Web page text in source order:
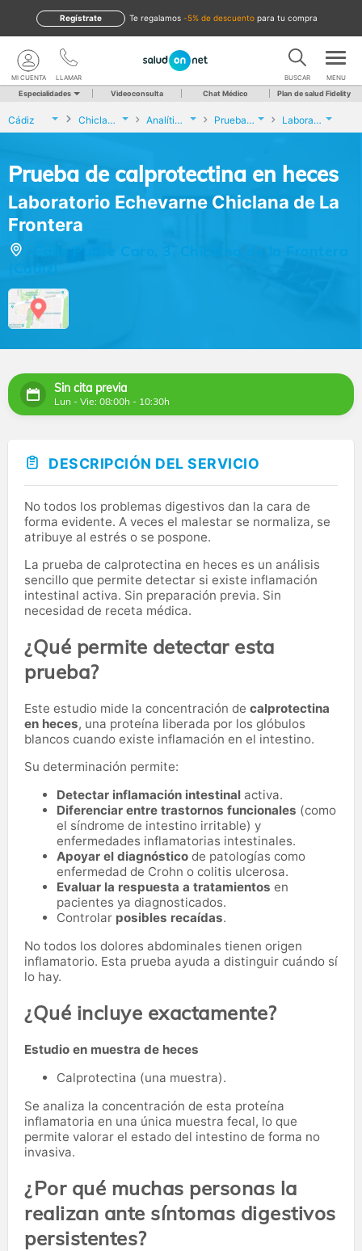
te regalamos -5% de descuento para tu compra
Regístrate
LLAMAR
MI CUENTA BUSCAR MENU
Especialidades Videoconsulta Chat Médico Plan de salud Fidelity
Cádiz Chiclana de la Frontera Analíticas y Genética Prueba de calprotectina en heces Laboratorio Echevarne Chiclana de La Frontera
Prueba de calprotectina en heces
Laboratorio Echevarne Chiclana de La
Frontera
Calle Padre Caro, 3, Chiclana de la Frontera
Sin cita previa
Lun - Vie: 08:00h - 10:30h
DESCRIPCIÓN DEL SERVICIO
No todos los problemas digestivos dan la cara de
forma evidente. A veces el malestar se normaliza, se
atribuye al estrés o se pospone.
La prueba de calprotectina en heces es un análisis
sencillo que permite detectar si existe inflamación
intestinal activa. Sin preparación previa. Sin
necesidad de receta médica.
¿Qué permite detectar esta
prueba?
Este estudio mide la concentración de calprotectina
en heces, una proteína liberada por los glóbulos
blancos cuando existe inflamación en el intestino.
Su determinación permite:
Detectar inflamación intestinal activa.
Diferenciar entre trastornos funcionales (como
el síndrome de intestino irritable) y
enfermedades inflamatorias intestinales.
Apoyar el diagnóstico de patologías como
enfermedad de Crohn o colitis ulcerosa.
Evaluar la respuesta a tratamientos en
pacientes ya diagnosticados.
Controlar posibles recaídas.
No todos los dolores abdominales tienen origen
inflamatorio. Esta prueba ayuda a distinguir cuándo sí
lo hay.
¿Qué incluye exactamente?
Estudio en muestra de heces
Calprotectina (una muestra).
Se analiza la concentración de esta proteína
inflamatoria en una única muestra fecal, lo que
permite valorar el estado del intestino de forma no
invasiva.
¿Por qué muchas personas la
realizan ante síntomas digestivos
persistentes?